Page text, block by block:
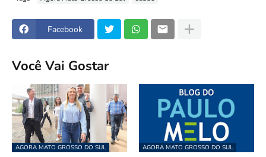
Facebook
Você Vai Gostar
AGORA MATO GROSSO DO SUL AGORA MATO GROSSO DO SUL